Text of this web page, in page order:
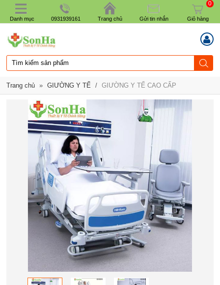
Danh mục 0931939161 Trang chủ Gửi tin nhắn
0
Giỏ hàng
Trang chủ » GIƯỜNG Y TẾ / GIƯỜNG Y TẾ CAO CẤP